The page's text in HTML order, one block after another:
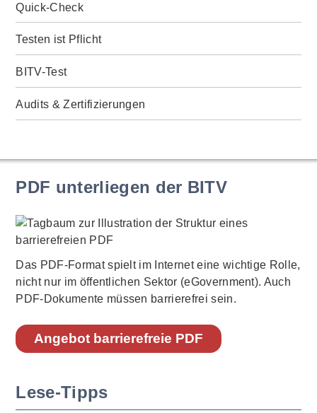
Quick-Check
Testen ist Pflicht
BITV-Test
Audits & Zertifizierungen
PDF unterliegen der BITV
Das PDF-Format spielt im Internet eine wichtige Rolle,
nicht nur im öffentlichen Sektor (eGovernment). Auch
PDF-Dokumente müssen barrierefrei sein.
Angebot barrierefreie PDF
Lese-Tipps